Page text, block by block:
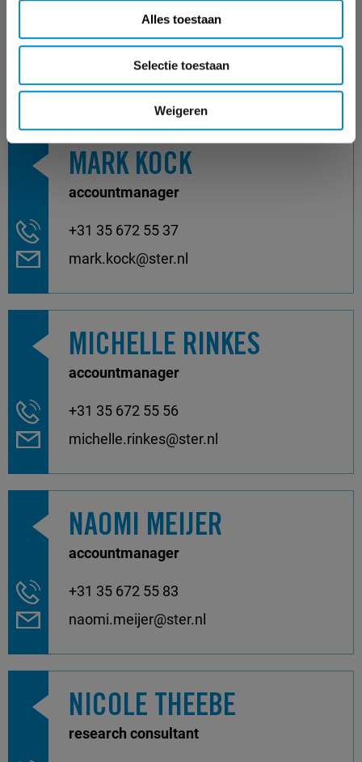
Alles toestaan
Selectie toestaan
Weigeren
accountmanager
+31 35 672 55 52
MARK KOCK
accountmanager
+31 35 672 55 37
mark.kock@ster.nl
MICHELLE RINKES
accountmanager
+31 35 672 55 56
michelle.rinkes@ster.nl
NAOMI MEIJER
accountmanager
+31 35 672 55 83
naomi.meijer@ster.nl
NICOLE THEEBE
research consultant